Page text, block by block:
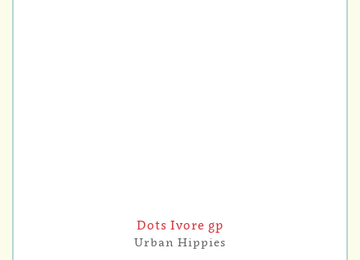
Dots Ivore gp
Urban Hippies